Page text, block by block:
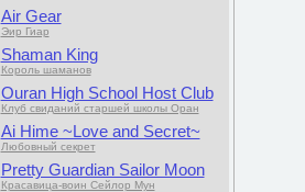
Air Gear
Эир Гиар
Shaman King
Король шаманов
Ouran High School Host Club
Клуб свиданий старшей школы Оран
Ai Hime ~Love and Secret~
Любовный секрет
Pretty Guardian Sailor Moon
Красавица-воин Сейлор Мун